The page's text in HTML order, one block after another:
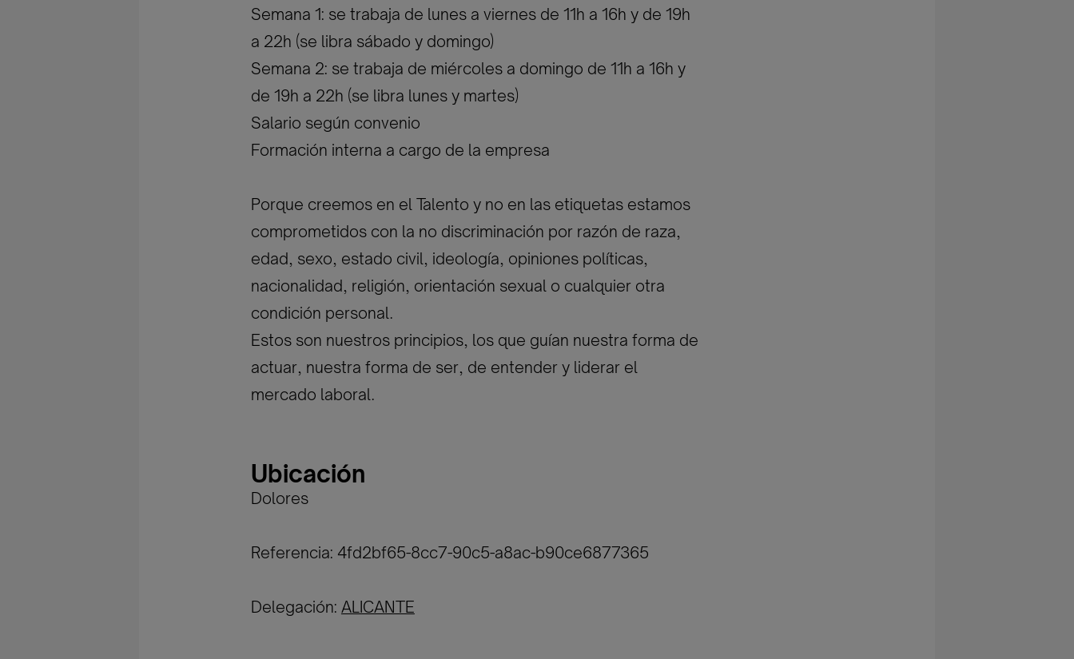
Semana 1: se trabaja de lunes a viernes de 11h a 16h y de 19h
a 22h (se libra sábado y domingo)
Semana 2: se trabaja de miércoles a domingo de 11h a 16h y
de 19h a 22h (se libra lunes y martes)
Salario según convenio
Formación interna a cargo de la empresa
Porque creemos en el Talento y no en las etiquetas estamos
comprometidos con la no discriminación por razón de raza,
edad, sexo, estado civil, ideología, opiniones políticas,
nacionalidad, religión, orientación sexual o cualquier otra
condición personal.
Estos son nuestros principios, los que guían nuestra forma de
actuar, nuestra forma de ser, de entender y liderar el
mercado laboral.
Ubicación
Dolores
Referencia: 4fd2bf65-8cc7-90c5-a8ac-b90ce6877365
Delegación: ALICANTE